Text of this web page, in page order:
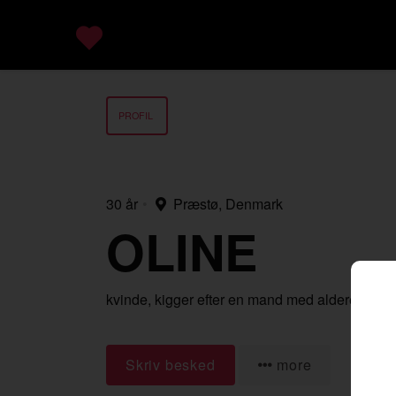
PROFIL
30 år Præstø, Denmark
OLINE
kvinde, kigger efter en mand med alderen 18-
Skriv besked more